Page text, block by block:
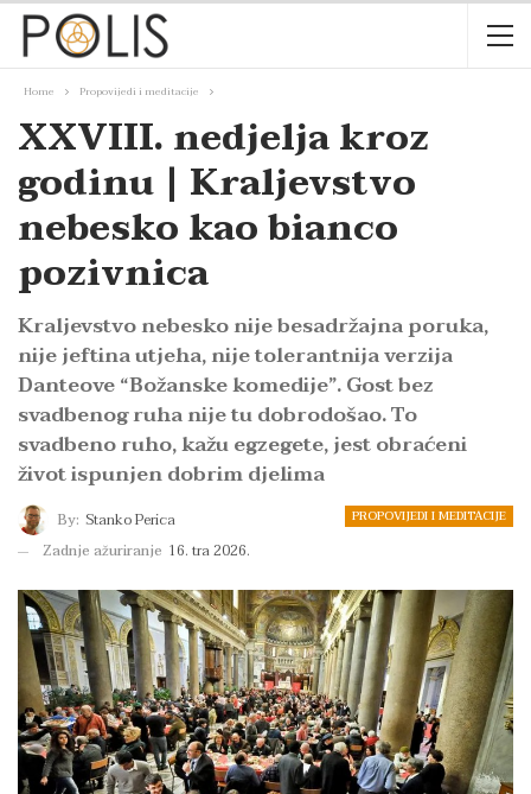
Home Propovijedi i meditacije
XXVIII. nedjelja kroz
godinu | Kraljevstvo
nebesko kao bianco
pozivnica
Kraljevstvo nebesko nije besadržajna poruka,
nije jeftina utjeha, nije tolerantnija verzija
Danteove “Božanske komedije”. Gost bez
svadbenog ruha nije tu dobrodošao. To
svadbeno ruho, kažu egzegete, jest obraćeni
život ispunjen dobrim djelima
PROPOVIJEDI I MEDITACIJE
By: Stanko Perica
Zadnje ažuriranje 16. tra 2026.